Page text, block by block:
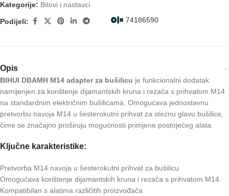
Kategorije: Bitovi i nastavci
74186590
Podijeli:
Opis
BIHUI DBAMH M14 adapter za bušilicu je funkcionalni dodatak
namijenjen za korištenje dijamantskih kruna i rezača s prihvatom M14
na standardnim električnim bušilicama. Omogućava jednostavnu
pretvorbu navoja M14 u šesterokutni prihvat za steznu glavu bušilice,
čime se značajno proširuju mogućnosti primjene postojećeg alata.
Ključne karakteristike:
Pretvorba M14 navoja u šesterokutni prihvat za bušilicu
Omogućava korištenje dijamantskih kruna i rezača s prihvatom M14
Kompatibilan s alatima različitih proizvođača